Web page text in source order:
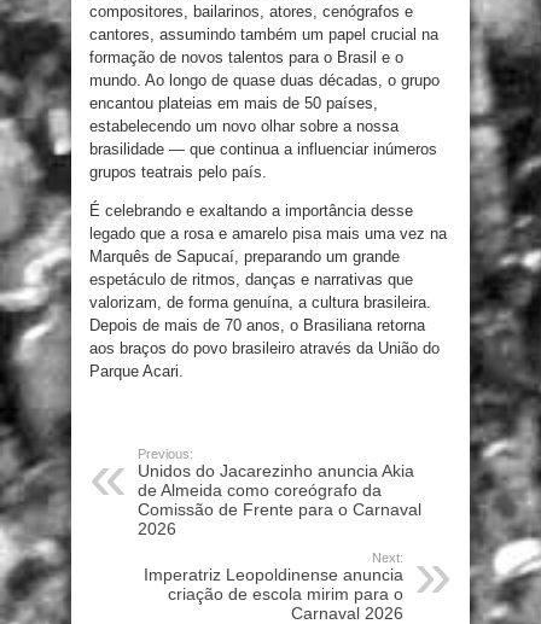
compositores, bailarinos, atores, cenógrafos e
cantores, assumindo também um papel crucial na
formação de novos talentos para o Brasil e o
mundo. Ao longo de quase duas décadas, o grupo
encantou plateias em mais de 50 países,
estabelecendo um novo olhar sobre a nossa
brasilidade — que continua a influenciar inúmeros
grupos teatrais pelo país.
É celebrando e exaltando a importância desse
legado que a rosa e amarelo pisa mais uma vez na
Marquês de Sapucaí, preparando um grande
espetáculo de ritmos, danças e narrativas que
valorizam, de forma genuína, a cultura brasileira.
Depois de mais de 70 anos, o Brasiliana retorna
aos braços do povo brasileiro através da União do
Parque Acari.
Previous:
Unidos do Jacarezinho anuncia Akia
de Almeida como coreógrafo da
Comissão de Frente para o Carnaval
2026
Next:
Imperatriz Leopoldinense anuncia
criação de escola mirim para o
Carnaval 2026